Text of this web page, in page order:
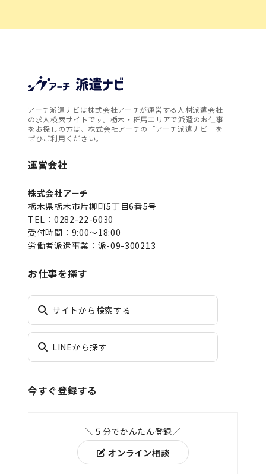
アーチ派遣ナビは株式会社アーチが運営する人材派遣会社
の求人検索サイトです。栃木・群馬エリアで派遣のお仕事
をお探しの方は、株式会社アーチの「アーチ派遣ナビ」を
ぜひご利用ください。
運営会社
株式会社アーチ
栃木県栃木市片柳町5丁目6番5号
TEL：0282-22-6030
受付時間：9:00～18:00
労働者派遣事業：派-09-300213
お仕事を探す
サイトから検索する
LINEから探す
今すぐ登録する
＼５分でかんたん登録／
オンライン相談